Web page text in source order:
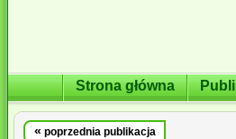
Strona główna
« poprzednia publikacja